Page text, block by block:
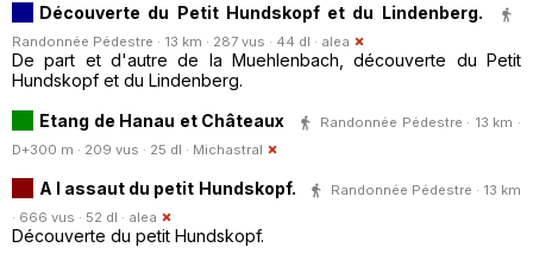
Découverte du Petit Hundskopf et du Lindenberg.
Randonnée Pédestre · 13 km · 287 vus · 44 dl · alea
De part et d'autre de la Muehlenbach, découverte du Petit
Hundskopf et du Lindenberg.
Etang de Hanau et Châteaux
Randonnée Pédestre · 13 km ·
D+300 m · 209 vus · 25 dl · Michastral
A l assaut du petit Hundskopf.
Randonnée Pédestre · 13 km
· 666 vus · 52 dl · alea
Découverte du petit Hundskopf.